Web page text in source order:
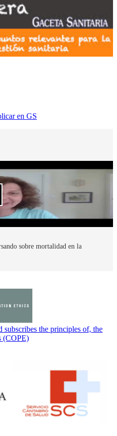
en GS
sobre mortalidad en la
subscribes the principles of, the
(COPE)